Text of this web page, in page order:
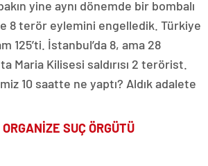
yine aynı dönemde bir bombalı
8 terör eylemini engelledik. Türkiye
125’ti. İstanbul’da 8, ama 28
Maria Kilisesi saldırısı 2 terörist.
10 saatte ne yaptı? Aldık adalete
SUÇ ÖRGÜTÜ